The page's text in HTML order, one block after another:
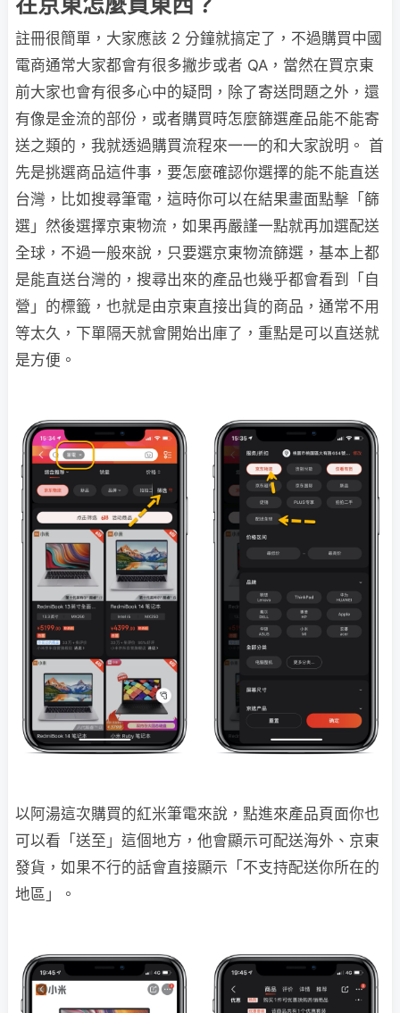
註冊很簡單，大家應該 2 分鐘就搞定了，不過購買中國
電商通常大家都會有很多撇步或者 QA，當然在買京東
前大家也會有很多心中的疑問，除了寄送問題之外，還
有像是金流的部份，或者購買時怎麼篩選產品能不能寄
送之類的，我就透過購買流程來一一的和大家說明。 首
先是挑選商品這件事，要怎麼確認你選擇的能不能直送
台灣，比如搜尋筆電，這時你可以在結果畫面點擊「篩
選」然後選擇京東物流，如果再嚴謹一點就再加選配送
全球，不過一般來說，只要選京東物流篩選，基本上都
是能直送台灣的，搜尋出來的產品也幾乎都會看到「自
營」的標籤，也就是由京東直接出貨的商品，通常不用
等太久，下單隔天就會開始出庫了，重點是可以直送就
是方便。
以阿湯這次購買的紅米筆電來說，點進來產品頁面你也
可以看「送至」這個地方，他會顯示可配送海外、京東
發貨，如果不行的話會直接顯示「不支持配送你所在的
地區」。